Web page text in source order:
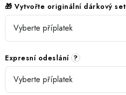
🎁 Vytvořte originální dárkový set
Expresní odeslání ?